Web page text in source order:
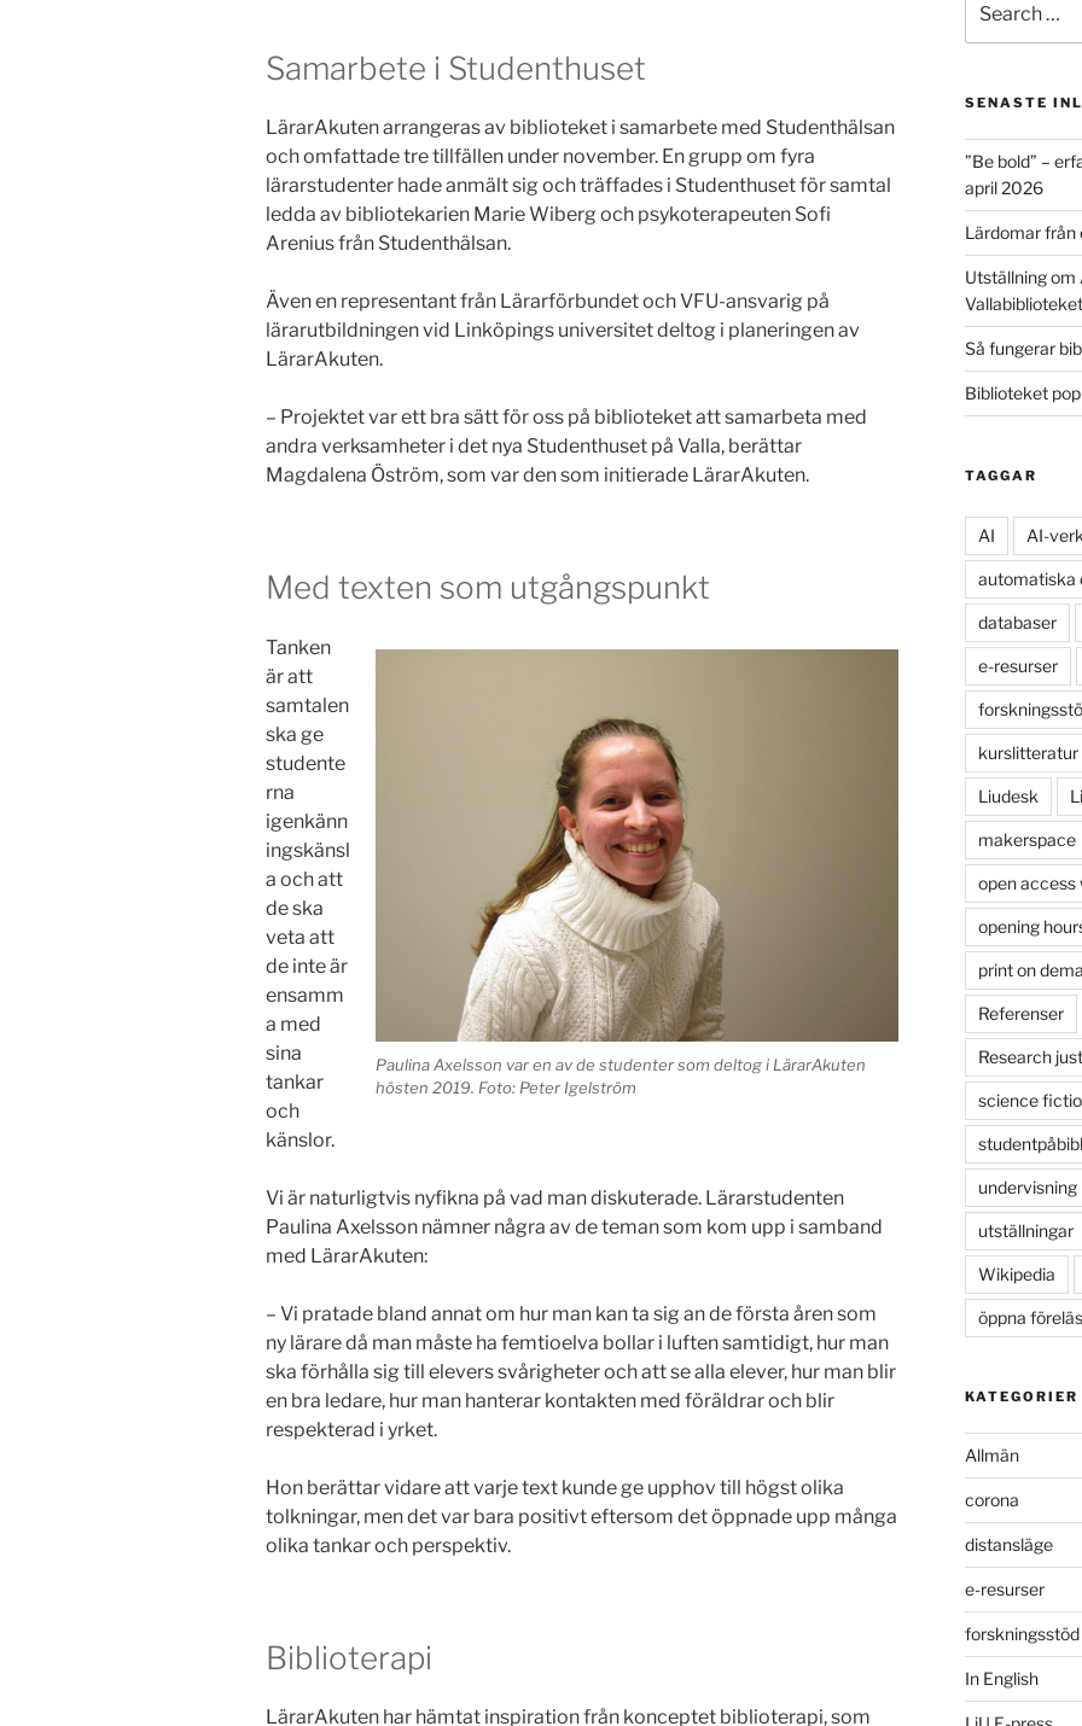
Samarbete i Studenthuset
LärarAkuten arrangeras av biblioteket i samarbete med Studenthälsan
och omfattade tre tillfällen under november. En grupp om fyra
lärarstudenter hade anmält sig och träffades i Studenthuset för samtal
ledda av bibliotekarien Marie Wiberg och psykoterapeuten Sofi
Arenius från Studenthälsan.
Även en representant från Lärarförbundet och VFU-ansvarig på
lärarutbildningen vid Linköpings universitet deltog i planeringen av
LärarAkuten.
– Projektet var ett bra sätt för oss på biblioteket att samarbeta med
andra verksamheter i det nya Studenthuset på Valla, berättar
Magdalena Öström, som var den som initierade LärarAkuten.
Med texten som utgångspunkt
Paulina Axelsson var en av de studenter som deltog i LärarAkuten
hösten 2019. Foto: Peter Igelström
Tanken
är att
samtalen
ska ge
studente
rna
igenkänn
ingskänsl
a och att
de ska
veta att
de inte är
ensamm
a med
sina
tankar
och
känslor.
Vi är naturligtvis nyfikna på vad man diskuterade. Lärarstudenten
Paulina Axelsson nämner några av de teman som kom upp i samband
med LärarAkuten:
– Vi pratade bland annat om hur man kan ta sig an de första åren som
ny lärare då man måste ha femtioelva bollar i luften samtidigt, hur man
ska förhålla sig till elevers svårigheter och att se alla elever, hur man blir
en bra ledare, hur man hanterar kontakten med föräldrar och blir
respekterad i yrket.
Hon berättar vidare att varje text kunde ge upphov till högst olika
tolkningar, men det var bara positivt eftersom det öppnade upp många
olika tankar och perspektiv.
Biblioterapi
LärarAkuten har hämtat inspiration från konceptet biblioterapi, som
for:
SENASTE
”Be bold” –
april 2026
Lärdomar från
Utställning om
Vallabiblioteket
Så fungerar
Biblioteket
TAGGAR
AI AI-
automatiska
databaser
e-resurser
kurslitteratur
Liudesk
makerspace
open access
opening
print on
Referenser
Research
science
undervisning
utställningar
Wikipedia
öppna
KATEGORIER
Allmän
corona
distansläge
e-resurser
forskningsstöd
In English